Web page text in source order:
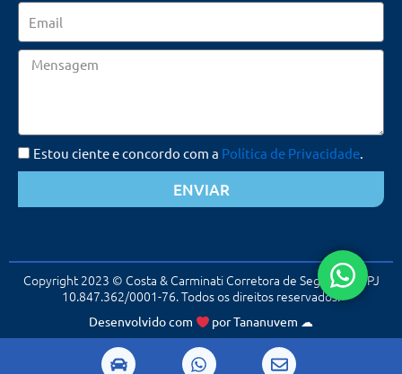
Mensagem
Estou ciente e concordo com a Política de Privacidade.
ENVIAR
Copyright 2023 © Costa & Carminati Corretora de Seguros. CNPJ
10.847.362/0001-76. Todos os direitos reservados.
Desenvolvido com porTananuvem ☁